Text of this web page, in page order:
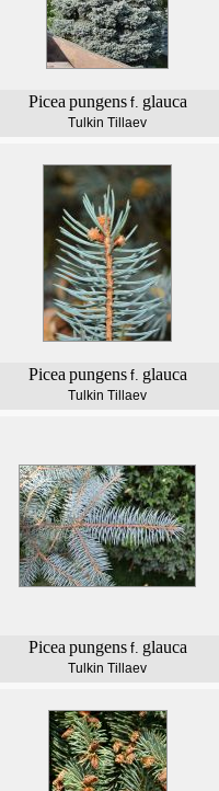
Picea pungens f. glauca
Tulkin Tillaev
Picea pungens f. glauca
Tulkin Tillaev
Picea pungens f. glauca
Tulkin Tillaev